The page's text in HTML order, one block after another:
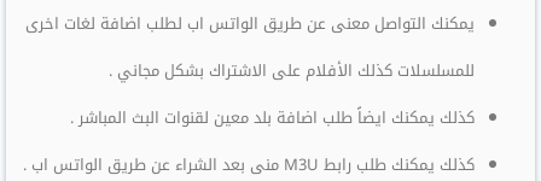
يمكنك التواصل معنى عن طريق الواتس اب لطلب اضافة لغات اخرى
للمسلسلات كذلك الأفلام على الاشتراك بشكل مجاني .
كذلك يمكنك ايضاً طلب اضافة بلد معين لقنوات البث المباشر .
كذلك يمكنك طلب رابط M3U منى بعد الشراء عن طريق الواتس اب .